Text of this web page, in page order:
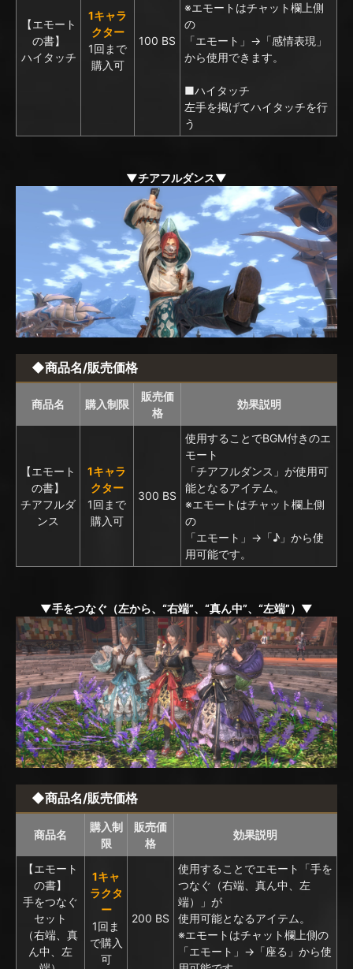
【エモート
の書】
ハイタッチ
1キャラ
クター
1回まで
購入可
100 BS
※エモートはチャット欄上側
の
「エモート」→「感情表現」
から使用できます。
■ハイタッチ
左手を掲げてハイタッチを行
う
▼チアフルダンス▼
◆商品名/販売価格
商品名 購入制限
販売価
格
効果説明
【エモート
の書】
チアフルダ
ンス
1キャラ
クター
1回まで
購入可
300 BS
使用することでBGM付きのエ
モート
「チアフルダンス」が使用可
能となるアイテム。
※エモートはチャット欄上側
の
「エモート」→「♪」から使
用可能です。
▼手をつなぐ（左から、“右端”、“真ん中”、“左端”）▼
◆商品名/販売価格
商品名
購入制
限
販売価
格
効果説明
【エモート
の書】
手をつなぐ
セット
（右端、真
ん中、左
1キャ
ラクタ
ー
1回ま
で購入
可
200 BS
使用することでエモート「手を
つなぐ（右端、真ん中、左
端）」が
使用可能となるアイテム。
※エモートはチャット欄上側の
「エモート」→「座る」から使